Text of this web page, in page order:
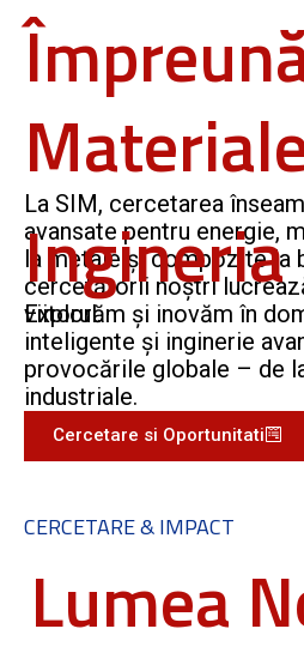
La SIM, cercetarea
avansate pentru energie,
la metale și compozite la
cercetătorii noștri
viitorul.
Explorăm și inovăm în
inteligente și inginerie
provocările globale – de
industriale.
Cercetare si Oportunitati
CERCETARE & IMPACT
Lumea